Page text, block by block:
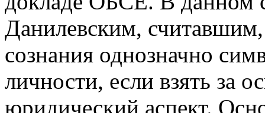
Данилевским,
сознания однозначно
личности, если взять за
юридический аспект.